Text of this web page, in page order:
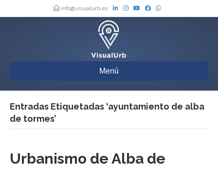
info@visualurb.es
Menú
Entradas Etiquetadas ‘ayuntamiento de alba
de tormes’
Urbanismo de Alba de